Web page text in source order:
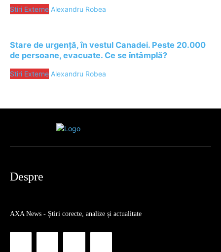
Stiri Externe Alexandru Robea
Stare de urgență, în vestul Canadei. Peste 20.000
de persoane, evacuate. Ce se întâmplă?
Stiri Externe Alexandru Robea
Despre
AXA News - Știri corecte, analize și actualitate